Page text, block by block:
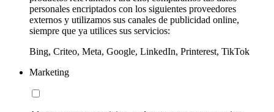
personales encriptados con los siguientes proveedores
externos y utilizamos sus canales de publicidad online,
siempre que ya utilices sus servicios:
Bing, Criteo, Meta, Google, LinkedIn, Printerest, TikTok
Marketing